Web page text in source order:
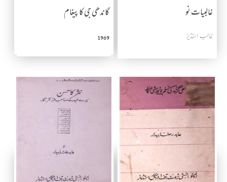
غالبیات نو
غالب اسٹڈیز
گاندھی جی کا پیغام
1969